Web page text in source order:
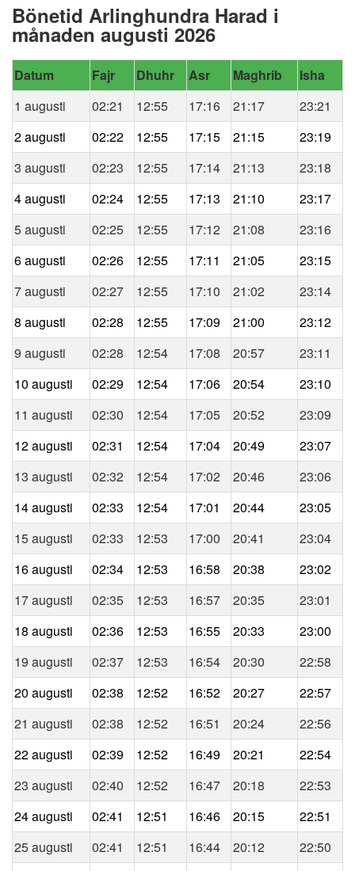
Bönetid Arlinghundra Harad i
månaden augusti 2026
Datum Fajr Dhuhr Asr Maghrib
Isha
1 augusti
02:21 12:55 17:16 21:17
23:21
2 augusti
02:22 12:55 17:15 21:15
23:19
3 augusti
02:23 12:55 17:14 21:13
23:18
4 augusti
02:24 12:55 17:13 21:10
23:17
5 augusti
02:25 12:55 17:12 21:08
23:16
6 augusti
02:26 12:55 17:11 21:05
23:15
7 augusti
02:27 12:55 17:10 21:02
23:14
8 augusti
02:28 12:55 17:09 21:00
23:12
9 augusti
02:28 12:54 17:08 20:57
23:11
10 augusti
02:29 12:54 17:06 20:54
23:10
11 augusti
02:30 12:54 17:05 20:52
23:09
12 augusti
02:31 12:54 17:04 20:49
23:07
13 augusti
02:32 12:54 17:02 20:46
23:06
14 augusti
02:33 12:54 17:01 20:44
23:05
15 augusti
02:33 12:53 17:00 20:41
23:04
16 augusti
02:34 12:53 16:58 20:38
23:02
17 augusti
02:35 12:53 16:57 20:35
23:01
18 augusti
02:36 12:53 16:55 20:33
23:00
19 augusti
02:37 12:53 16:54 20:30
22:58
20 augusti
02:38 12:52 16:52 20:27
22:57
21 augusti
02:38 12:52 16:51 20:24
22:56
22 augusti
02:39 12:52 16:49 20:21
22:54
23 augusti
02:40 12:52 16:47 20:18
22:53
24 augusti
02:41 12:51 16:46 20:15
22:51
25 augusti
02:41 12:51 16:44 20:12
22:50